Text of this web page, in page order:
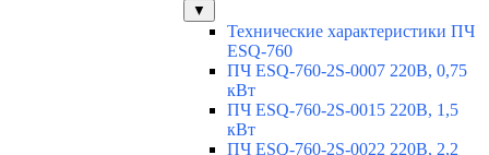
▼
Технические характеристики ПЧ
ESQ-760
ПЧ ESQ-760-2S-0007 220В, 0,75
кВт
ПЧ ESQ-760-2S-0015 220В, 1,5
кВт
ПЧ ESQ-760-2S-0022 220В, 2,2